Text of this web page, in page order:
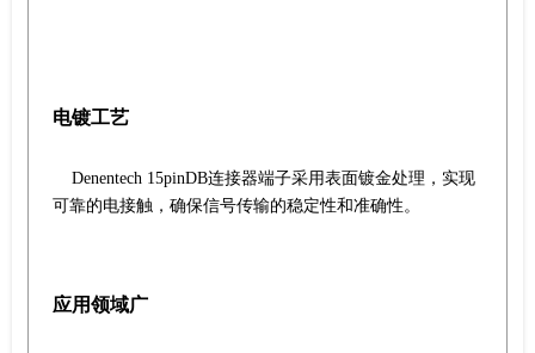
电镀工艺
Denentech 15pinDB连接器端子采用表面镀金处理，实现
可靠的电接触，确保信号传输的稳定性和准确性。
应用领域广